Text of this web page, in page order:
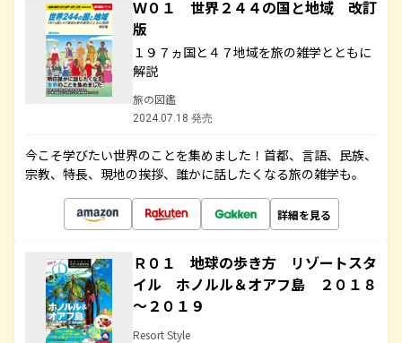
Ｗ０１ 世界２４４の国と地域 改訂
版
１９７ヵ国と４７地域を旅の雑学とともに
解説
旅の図鑑
2024.07.18 発売
今こそ学びたい世界のことを集めました！首都、言語、民族、
宗教、特長、現地の挨拶、誰かに話したくなる旅の雑学も。
詳細を見る
Ｒ０１ 地球の歩き方 リゾートスタ
イル ホノルル＆オアフ島 ２０１８
～２０１９
Resort Style